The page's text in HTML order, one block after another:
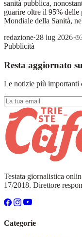
sanità pubblica,
guarire oltre il 95% delle
Mondiale della Sanità,
redazione·28 lug 2026·
Pubblicità
Resta aggiornato
Le notizie più importanti
Testata giornalistica
17/2018. Direttore
Categorie